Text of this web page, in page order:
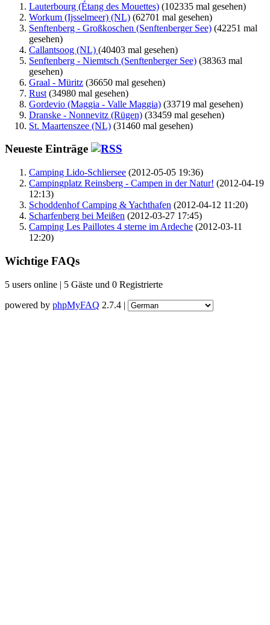
Lauterbourg (Étang des Mouettes) (102335 mal gesehen)
Workum (Ijsselmeer) (NL) (62701 mal gesehen)
Senftenberg - Großkoschen (Senftenberger See) (42251 mal
gesehen)
Callantsoog (NL) (40403 mal gesehen)
Senftenberg - Niemtsch (Senftenberger See) (38363 mal
gesehen)
Graal - Müritz (36650 mal gesehen)
Rust (34980 mal gesehen)
Gordevio (Maggia - Valle Maggia) (33719 mal gesehen)
Dranske - Nonnevitz (Rügen) (33459 mal gesehen)
St. Maartenszee (NL) (31460 mal gesehen)
Neueste Einträge
Camping Lido-Schliersee (2012-05-05 19:36)
Campingplatz Reinsberg - Campen in der Natur! (2012-04-19
12:13)
Schoddenhof Camping & Yachthafen (2012-04-12 11:20)
Scharfenberg bei Meißen (2012-03-27 17:45)
Camping Les Paillotes 4 sterne im Ardeche (2012-03-11
12:20)
Wichtige FAQs
5 users online | 5 Gäste und 0 Registrierte
powered by phpMyFAQ 2.7.4 |